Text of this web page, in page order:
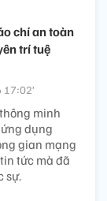
chí an toàn
trí tuệ
minh
dụng
gian mạng
tức mà đã
sự.